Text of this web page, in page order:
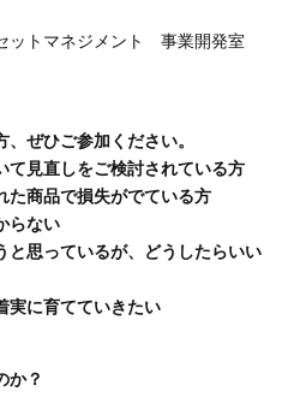
ットマネジメント 事業開発室
ぜひご参加ください。
見直しをご検討されている方
商品で損失がでている方
らない
思っているが、どうしたらいい
実に育てていきたい
か？